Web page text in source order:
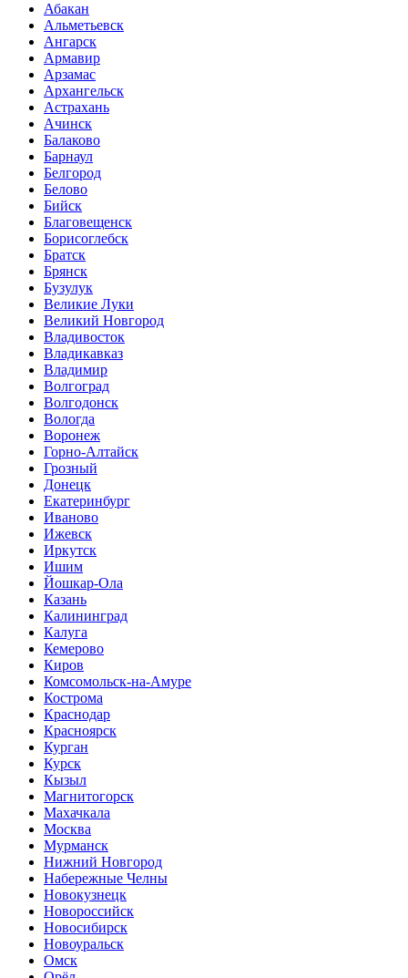
Абакан
Альметьевск
Ангарск
Армавир
Арзамас
Архангельск
Астрахань
Ачинск
Балаково
Барнаул
Белгород
Белово
Бийск
Благовещенск
Борисоглебск
Братск
Брянск
Бузулук
Великие Луки
Великий Новгород
Владивосток
Владикавказ
Владимир
Волгоград
Волгодонск
Вологда
Воронеж
Горно-Алтайск
Грозный
Донецк
Екатеринбург
Иваново
Ижевск
Иркутск
Ишим
Йошкар-Ола
Казань
Калининград
Калуга
Кемерово
Киров
Комсомольск-на-Амуре
Кострома
Краснодар
Красноярск
Курган
Курск
Кызыл
Магнитогорск
Махачкала
Москва
Мурманск
Нижний Новгород
Набережные Челны
Новокузнецк
Новороссийск
Новосибирск
Новоуральск
Омск